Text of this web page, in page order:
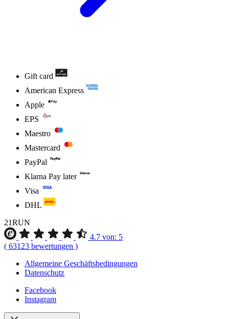
Gift card
American Express
Apple
EPS
Maestro
Mastercard
PayPal
Klarna Pay later
Visa
DHL
21RUN
4.7 von: 5
( 63123 bewertungen )
Allgemeine Geschäftsbedingungen
Datenschutz
Facebook
Instagram